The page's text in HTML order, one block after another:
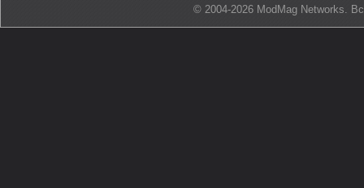
© 2004-2026 ModMag Networks.